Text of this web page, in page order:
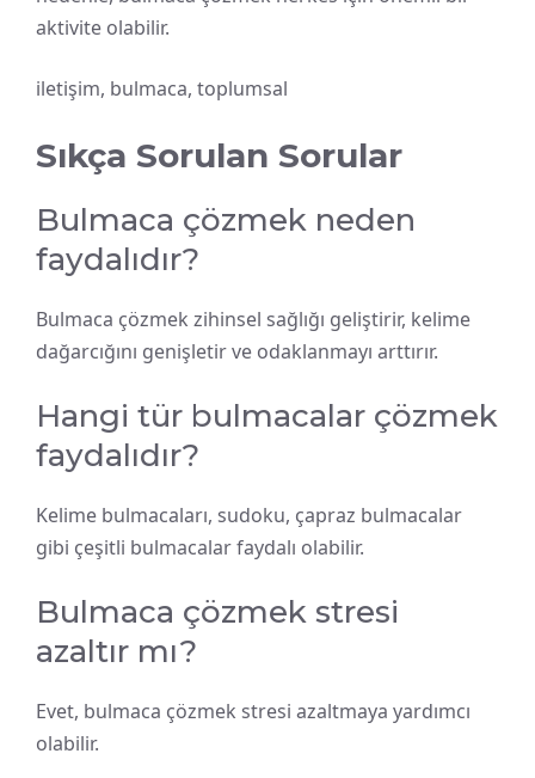
aktivite olabilir.
iletişim, bulmaca, toplumsal
Sıkça Sorulan Sorular
Bulmaca çözmek neden
faydalıdır?
Bulmaca çözmek zihinsel sağlığı geliştirir, kelime
dağarcığını genişletir ve odaklanmayı arttırır.
Hangi tür bulmacalar çözmek
faydalıdır?
Kelime bulmacaları, sudoku, çapraz bulmacalar
gibi çeşitli bulmacalar faydalı olabilir.
Bulmaca çözmek stresi
azaltır mı?
Evet, bulmaca çözmek stresi azaltmaya yardımcı
olabilir.